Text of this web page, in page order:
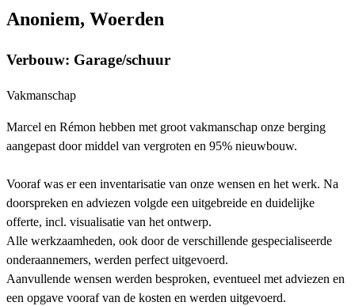
Anoniem, Woerden
Verbouw: Garage/schuur
Vakmanschap
Marcel en Rémon hebben met groot vakmanschap onze berging
aangepast door middel van vergroten en 95% nieuwbouw.
Vooraf was er een inventarisatie van onze wensen en het werk. Na
doorspreken en adviezen volgde een uitgebreide en duidelijke
offerte, incl. visualisatie van het ontwerp.
Alle werkzaamheden, ook door de verschillende gespecialiseerde
onderaannemers, werden perfect uitgevoerd.
Aanvullende wensen werden besproken, eventueel met adviezen en
een opgave vooraf van de kosten en werden uitgevoerd.